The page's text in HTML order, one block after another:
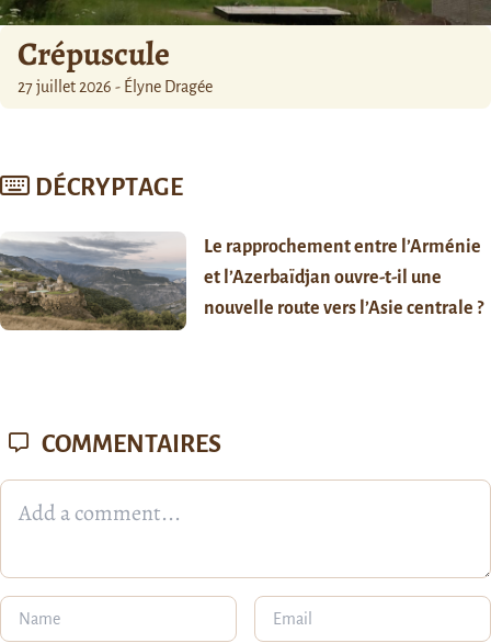
Crépuscule
27 juillet 2026 - Élyne Dragée
DÉCRYPTAGE
Le rapprochement entre l’Arménie
et l’Azerbaïdjan ouvre-t-il une
nouvelle route vers l’Asie centrale ?
COMMENTAIRES